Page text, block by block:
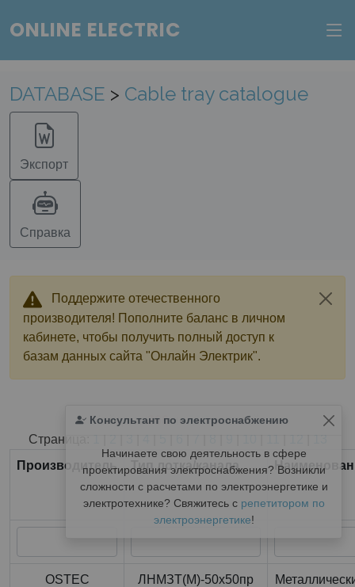
ONLINE ELECTRIC
DATABASE > Cable tray catalogue
Экспорт
Справка
Поддержите отечественного
производителя! Пополните баланс в личном
кабинете, чтобы получить полный доступ к
базам данных сайта "Онлайн Электрик".
Консультант по электроснабжению
Начинаете свою деятельность в сфере
проектирования электроснабжения? Возникли
сложности с расчетами по электроэнергетике и
электротехнике? Свяжитесь с репетитором по
электроэнергетике!
Найдено366из366записей.
Страница:
Производитель
Тип лотка/канала
OSTEC ЛНМЗТ(М)-50x50пр
Веб-сервис "Онлайн Электрик"
получить доступ ко всем сервисам "Онлайн